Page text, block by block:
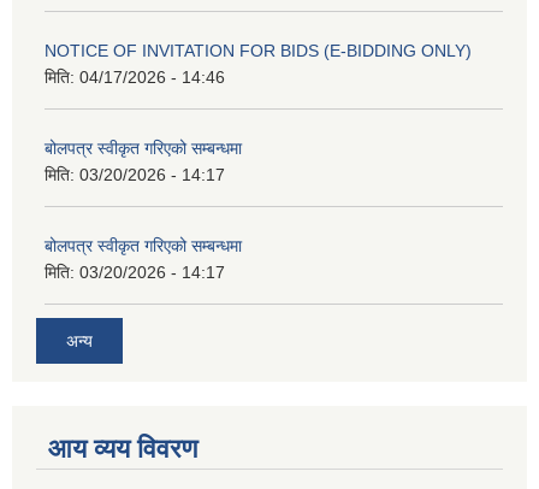
NOTICE OF INVITATION FOR BIDS (E-BIDDING ONLY)
मिति: 04/17/2026 - 14:46
बोलपत्र स्वीकृत गरिएको सम्बन्धमा
मिति: 03/20/2026 - 14:17
बोलपत्र स्वीकृत गरिएको सम्बन्धमा
मिति: 03/20/2026 - 14:17
अन्य
आय व्यय विवरण